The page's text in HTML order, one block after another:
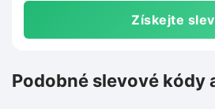
Získejte
Podobné slevové kódy